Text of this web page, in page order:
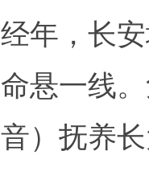
经年，长
命悬一线
音）抚养